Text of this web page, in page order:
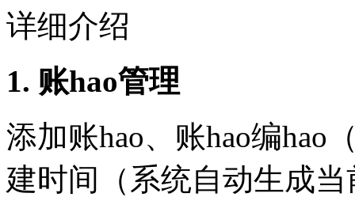
详细介绍
1. 账hao管理
添加账hao、账hao编hao
建时间（系统自动生成